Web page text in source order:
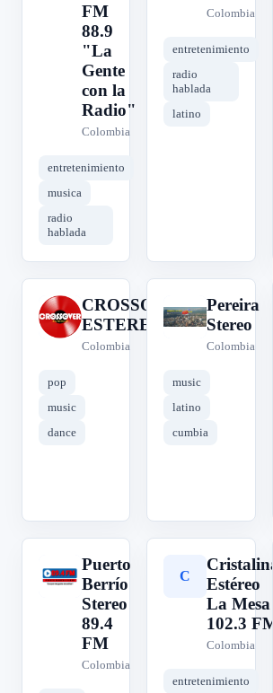
FM
88.9
"La
Gente
con la
Radio"
Colombia
entretenimiento
musica
radio
hablada
Colombia
entretenimiento
radio
hablada
latino
C
CROSSOVER
ESTEREO
Colombia
pop
music
dance
P
Pereira
Stereo
Colombia
music
latino
cumbia
P
Puerto
Berrío
Stereo
89.4
FM
Colombia
C
Cristalina
Estéreo
La Mesa
102.3 FM
Colombia
entretenimiento